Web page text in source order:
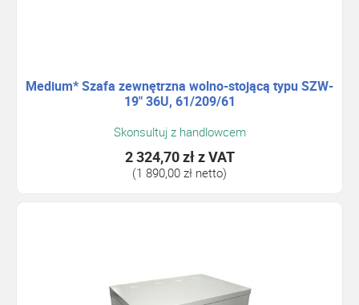
Medium* Szafa zewnętrzna wolno-stojącą typu SZW-
19" 36U, 61/209/61
Skonsultuj z handlowcem
2 324,70 złz VAT
(1 890,00 zł netto)